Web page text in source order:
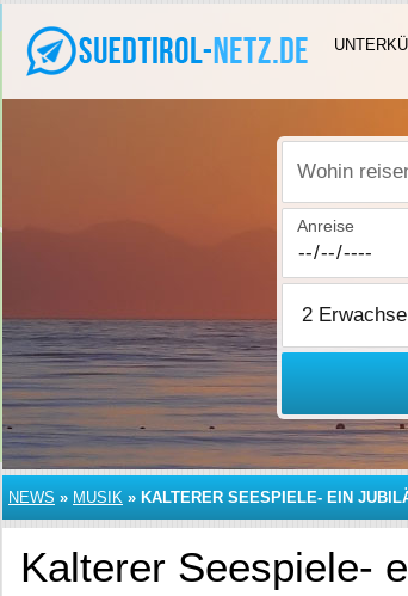
Wohin reisen
Anreise
NEWS » MUSIK » KALTERER SEESPIELE- EIN
Kalterer Seespiele-